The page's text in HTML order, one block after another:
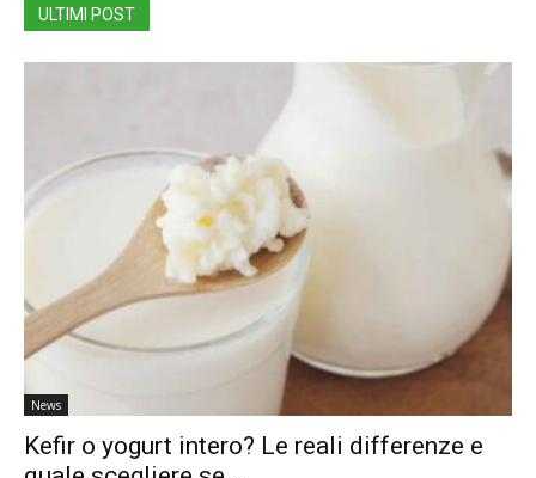
ULTIMI POST
News
Kefir o yogurt intero? Le reali differenze e